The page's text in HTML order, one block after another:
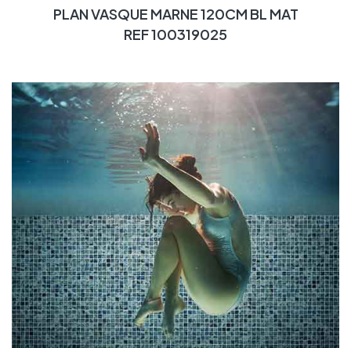
PLAN VASQUE MARNE 120CM BL MAT
REF 100319025